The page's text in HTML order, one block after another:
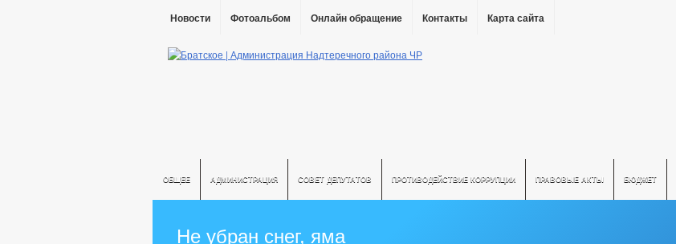
Новости Фотоальбом Онлайн обращение Контакты Карта сайта
ОБЩЕЕ АДМИНИСТРАЦИЯ СОВЕТ ДЕПУТАТОВ ПРОТИВОДЕЙСТВИЕ КОРРУПЦИИ ПРАВОВЫЕ АКТЫ БЮДЖЕТ
Не убран снег, яма